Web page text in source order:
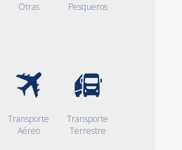
Otras Pesqueros
Transporte
Aéreo
Transporte
Terrestre